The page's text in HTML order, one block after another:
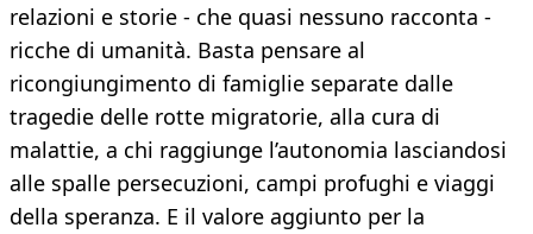
relazioni e storie - che quasi nessuno racconta -
ricche di umanità. Basta pensare al
ricongiungimento di famiglie separate dalle
tragedie delle rotte migratorie, alla cura di
malattie, a chi raggiunge l’autonomia lasciandosi
alle spalle persecuzioni, campi profughi e viaggi
della speranza. E il valore aggiunto per la